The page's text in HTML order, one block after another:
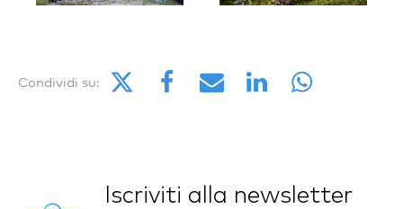
Condividi su:
Iscriviti alla newsletter